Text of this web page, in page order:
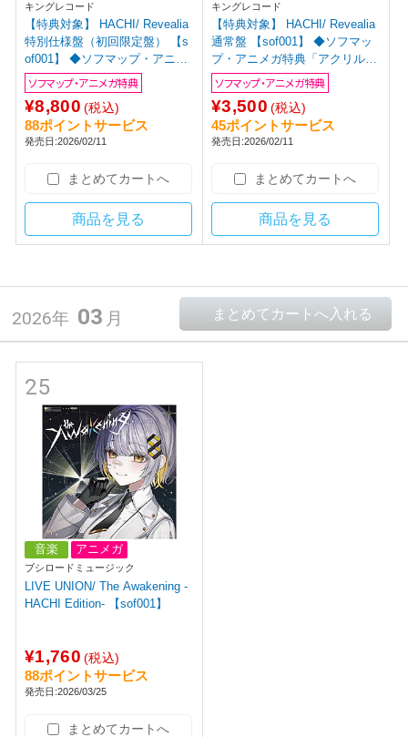
キングレコード
【特典対象】 HACHI/ Revealia
特別仕様盤（初回限定盤） 【s
of001】 ◆ソフマップ・アニメ
ガ特典「アクリルコースター(7
6mm)」
ソフマップ・アニメガ特典
¥8,800 (税込)
88ポイントサービス
発売日:2026/02/11
まとめてカートへ
商品を見る
キングレコード
【特典対象】 HACHI/ Revealia
通常盤 【sof001】 ◆ソフマッ
プ・アニメガ特典「アクリルコ
ースター(76mm)」
ソフマップ・アニメガ特典
¥3,500 (税込)
45ポイントサービス
発売日:2026/02/11
まとめてカートへ
商品を見る
2026年 03 月
25
音楽 アニメガ
ブシロードミュージック
LIVE UNION/ The Awakening -
HACHI Edition- 【sof001】
¥1,760 (税込)
88ポイントサービス
発売日:2026/03/25
まとめてカートへ